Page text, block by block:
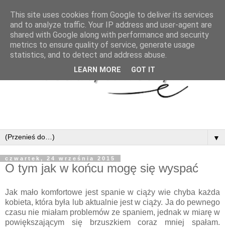
▼
czwartek, 24 września 2015
O tym jak w końcu mogę się wyspać
Jak mało komfortowe jest spanie w ciąży wie chyba każda
kobieta, która była lub aktualnie jest w ciąży. Ja do pewnego
czasu nie miałam problemów ze spaniem, jednak w miarę w
powiększającym się brzuszkiem coraz mniej spałam.
This site uses cookies from Google to deliver its services
and to analyze traffic. Your IP address and user-agent are
shared with Google along with performance and security
metrics to ensure quality of service, generate usage
statistics, and to detect and address abuse.
LEARN MORE GOT IT